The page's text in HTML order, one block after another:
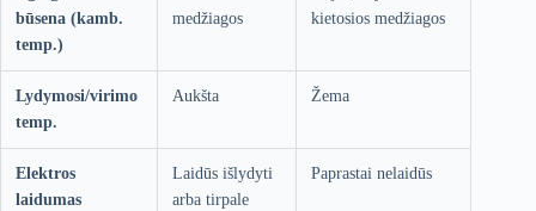
būsena (kamb.
temp.)
medžiagos
kietosios medžiagos
Lydymosi/virimo
temp.
Aukšta Žema
Elektros
laidumas
Laidūs išlydyti
arba tirpale
Paprastai nelaidūs